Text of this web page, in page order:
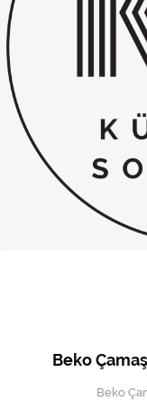
Beko
Beko